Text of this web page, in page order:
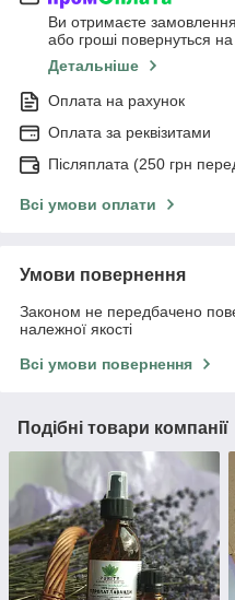
Ви отримаєте замовлення
або гроші повернуться
Детальніше
Оплата на рахунок
Оплата за реквізитами
Післяплата (250 грн
Всі умови оплати
Умови повернення
Законом не передбачено
належної якості
Всі умови повернення
Подібні товари компанії